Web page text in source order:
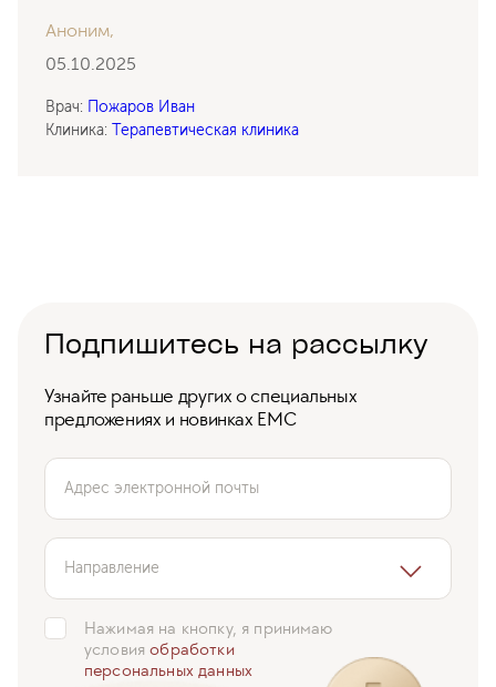
Аноним,
05.10.2025
Врач: Пожаров Иван
Клиника: Терапевтическая клиника
Подпишитесь на рассылку
Узнайте раньше других о специальных
предложениях и новинках ЕМС
Адрес электронной почты
Направление
Нажимая на кнопку, я принимаю
условияобработки
персональных данных